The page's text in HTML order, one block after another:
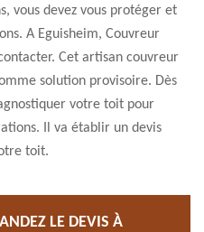
vous devez vous protéger et
A Eguisheim, Couvreur
Cet artisan couvreur
solution provisoire. Dès
votre toit pour
Il va établir un devis
toit.
LE DEVIS À